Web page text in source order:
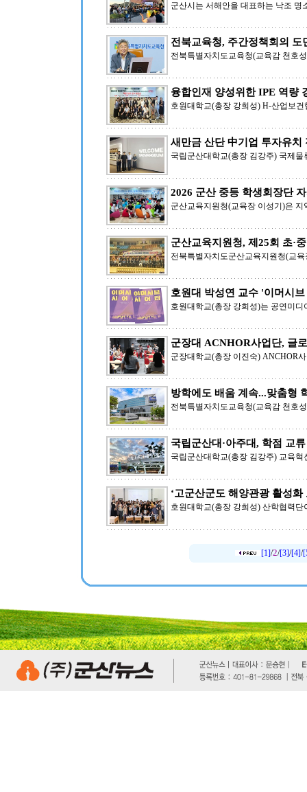
군산시는 서해안을 대표하는 낙조
전북교육청, 주간정책회의 도
전북특별자치도교육청(교육감 천호
융합인재 양성위한 IPE 역량
호원대학교(총장 강희성) H-산업보
새만금 산단 中기업 투자유치
국립군산대학교(총장 김강주) 국제
2026 군산 중등 학생회장단
군산교육지원청(교육장 이성기)은
군산교육지원청, 제25회 초·
전북특별자치도군산교육지원청(교
호원대 박성연 교수 '이머시
호원대학교(총장 강희성)는 공연미
군장대 ACNHOR사업단, 글
군장대학교(총장 이진숙) ANCHOR
방학에도 배움 계속...맞춤형
전북특별자치도교육청(교육감 천호
국립군산대·아주대, 학점 교
국립군산대학교(총장 김강주) 교육
‘고군산군도 해양관광 활성화
호원대학교(총장 강희성) 산학협력
[1]/2/[3]/[4]/